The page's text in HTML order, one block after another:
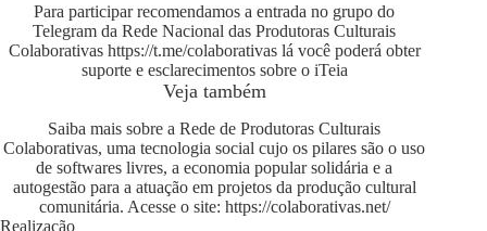
Para participar recomendamos a entrada no grupo do
Telegram da Rede Nacional das Produtoras Culturais
Colaborativas https://t.me/colaborativaslá você poderá obter
suporte e esclarecimentos sobre o iTeia
Veja também
Saiba mais sobre a Rede de Produtoras Culturais
Colaborativas, uma tecnologia social cujo os pilares são o uso
de softwares livres, a economia popular solidária e a
autogestão para a atuação em projetos da produção cultural
comunitária. Acesse o site: https://colaborativas.net/
Realização